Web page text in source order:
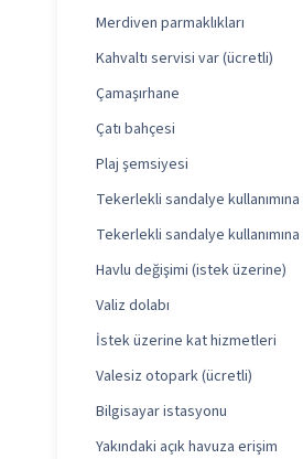
Merdiven parmaklıkları
Kahvaltı servisi var (ücretli)
Çamaşırhane
Çatı bahçesi
Plaj şemsiyesi
Tekerlekli sandalye
Tekerlekli sandalye
Havlu değişimi (istek üzerine)
Valiz dolabı
İstek üzerine kat hizmetleri
Valesiz otopark (ücretli)
Bilgisayar istasyonu
Yakındaki açık havuza erişim